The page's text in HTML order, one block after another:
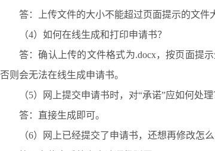
答：上传文件的大小不能超过页面提示的文件
（4）如何在线生成和打印申请书？
答：确认上传的文件格式为.docx，按页面提
否则会无法在线生成申请书。
（5）网上提交申请书时，对“承诺”应如何处理
答：直接生成即可。
（6）网上已经提交了申请书，还想再修改怎么